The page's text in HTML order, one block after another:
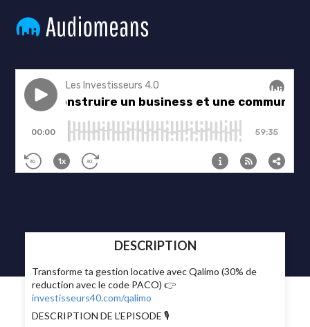
DESCRIPTION
Transforme ta gestion locative avec Qalimo (30% de
reduction avec le code PACO) 👉
investisseurs40.com/qalimo
DESCRIPTION DE L’EPISODE 🎙